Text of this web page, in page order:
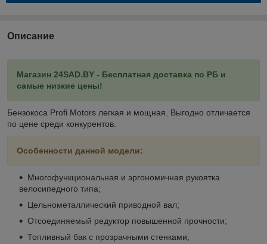
Описание
Магазин 24SAD.BY - Бесплатная доставка по РБ и
самые низкие цены!
Бензокоса Profi Motors легкая и мощная. Выгодно отличается
по цене среди конкурентов.
Особенности данной модели:
Многофункциональная и эргономичная рукоятка
велосипедного типа;
Цельнометаллический приводной вал;
Отсоединяемый редуктор повышенной прочности;
Топливный бак с прозрачными стенками;